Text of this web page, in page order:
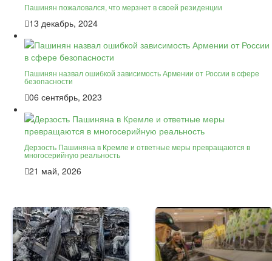
Пашинян пожаловался, что мерзнет в своей резиденции
13 декабрь, 2024
Пашинян назвал ошибкой зависимость Армении от России в сфере
безопасности
06 сентябрь, 2023
Дерзость Пашиняна в Кремле и ответные меры превращаются в
многосерийную реальность
21 май, 2026